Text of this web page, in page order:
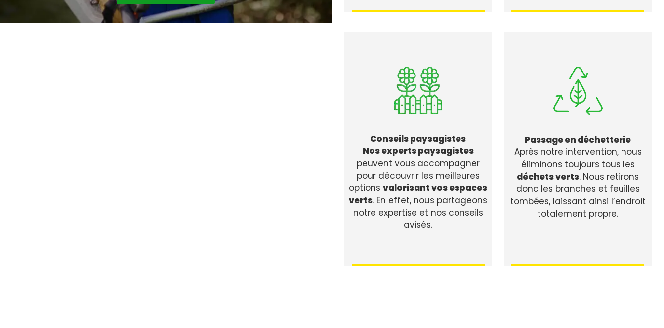
Conseils paysagistes
Nos experts paysagistes
peuvent vous accompagner
pour découvrir les meilleures
optionsvalorisant vos espaces
verts. En effet, nous partageons
notre expertise et nos conseils
avisés.
Passage en déchetterie
Après notre intervention, nous
éliminons toujours tous les
déchets verts. Nous retirons
donc les branches et feuilles
tombées, laissant ainsi l’endroit
totalement propre.